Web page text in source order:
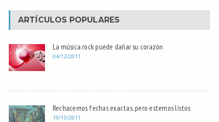
ARTÍCULOS POPULARES
La música rock puede dañar su corazón
04/12/2011
Rechacemos fechas exactas, pero estemos listos
19/10/2011